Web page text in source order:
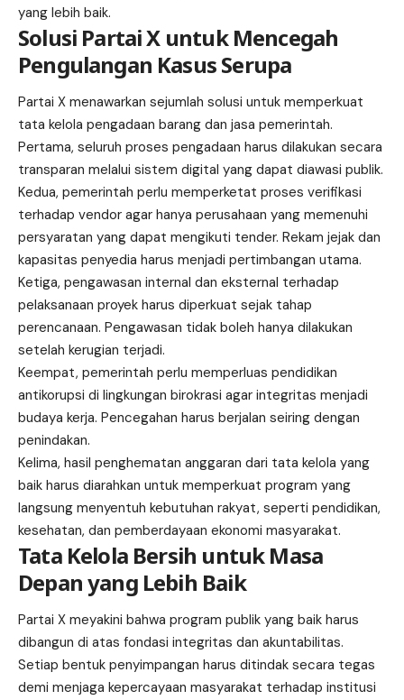
yang lebih baik.
Solusi Partai X untuk Mencegah
Pengulangan Kasus Serupa
Partai X menawarkan sejumlah solusi untuk memperkuat
tata kelola pengadaan barang dan jasa pemerintah.
Pertama, seluruh proses pengadaan harus dilakukan secara
transparan melalui sistem digital yang dapat diawasi publik.
Kedua, pemerintah perlu memperketat proses verifikasi
terhadap vendor agar hanya perusahaan yang memenuhi
persyaratan yang dapat mengikuti tender. Rekam jejak dan
kapasitas penyedia harus menjadi pertimbangan utama.
Ketiga, pengawasan internal dan eksternal terhadap
pelaksanaan proyek harus diperkuat sejak tahap
perencanaan. Pengawasan tidak boleh hanya dilakukan
setelah kerugian terjadi.
Keempat, pemerintah perlu memperluas pendidikan
antikorupsi di lingkungan birokrasi agar integritas menjadi
budaya kerja. Pencegahan harus berjalan seiring dengan
penindakan.
Kelima, hasil penghematan anggaran dari tata kelola yang
baik harus diarahkan untuk memperkuat program yang
langsung menyentuh kebutuhan rakyat, seperti pendidikan,
kesehatan, dan pemberdayaan ekonomi masyarakat.
Tata Kelola Bersih untuk Masa
Depan yang Lebih Baik
Partai X meyakini bahwa program publik yang baik harus
dibangun di atas fondasi integritas dan akuntabilitas.
Setiap bentuk penyimpangan harus ditindak secara tegas
demi menjaga kepercayaan masyarakat terhadap institusi